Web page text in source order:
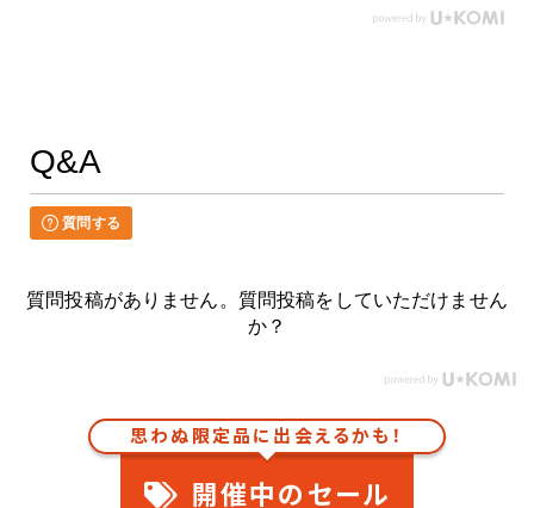
Q&A
質問する
質問投稿がありません。質問投稿をしていただけません
か？
思わぬ限定品に出会えるかも！
開催中のセール